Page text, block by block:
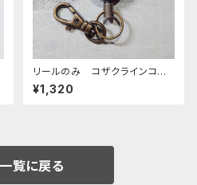
リールのみ コザクラインコ
イエロー レッドブラウン こざ
くらいんこ
¥1,320
覧に戻る